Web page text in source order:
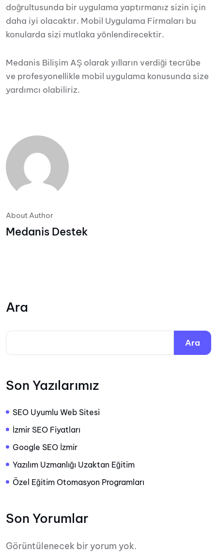
doğrultusunda bir uygulama yaptırmanız sizin için
daha iyi olacaktır. Mobil Uygulama Firmaları bu
konularda sizi mutlaka yönlendirecektir.
Medanis Bilişim AŞ olarak yılların verdiği tecrübe
ve profesyonellikle mobil uygulama konusunda size
yardımcı olabiliriz.
About Author
Medanis Destek
Ara
Ara
Son Yazılarımız
SEO Uyumlu Web Sitesi
İzmir SEO Fiyatları
Google SEO İzmir
Yazılım Uzmanlığı Uzaktan Eğitim
Özel Eğitim Otomasyon Programları
Son Yorumlar
Görüntülenecek bir yorum yok.